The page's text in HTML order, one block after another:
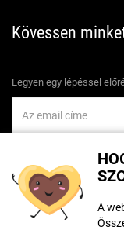
A
Kövessen
Legyen egy lépéssel